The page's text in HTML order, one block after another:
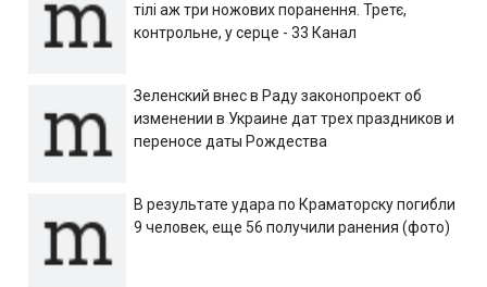
тілі аж три ножових поранення. Третє,
контрольне, у серце - 33 Канал
Зеленский внес в Раду законопроект об
изменении в Украине дат трех праздников и
переносе даты Рождества
В результате удара по Краматорску погибли
9 человек, еще 56 получили ранения (фото)